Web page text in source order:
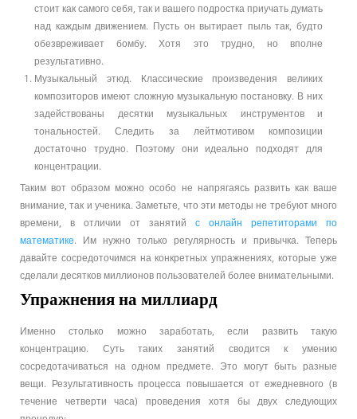
стоит как самого себя, так и вашего подростка приучать думать
над каждым движением. Пусть он вытирает пыль так, будто
обезвреживает бомбу. Хотя это трудно, но вполне
результативно.
Музыкальный этюд. Классические произведения великих
композиторов имеют сложную музыкальную постановку. В них
задействованы десятки музыкальных инструментов и
тональностей. Следить за лейтмотивом композиции
достаточно трудно. Поэтому они идеально подходят для
концентрации.
Таким вот образом можно особо не напрягаясь развить как ваше
внимание, так и ученика. Заметьте, что эти методы не требуют много
времени, в отличии от занятий с онлайн репетиторами по
математике. Им нужно только регулярность и привычка. Теперь
давайте сосредоточимся на конкретных упражнениях, которые уже
сделали десятков миллионов пользователей более внимательными.
Упражнения на миллиард
Именно столько можно заработать, если развить такую
концентрацию. Суть таких занятий сводится к умению
сосредотачиваться на одном предмете. Это могут быть разные
вещи. Результативность процесса повышается от ежедневного (в
течение четверти часа) проведения хотя бы двух следующих